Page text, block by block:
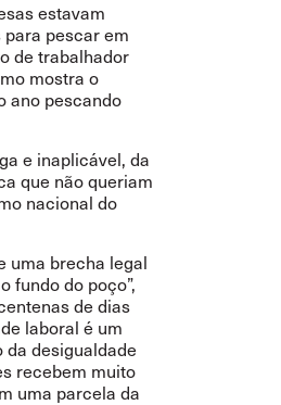
estavam
pescar em
de trabalhador
mostra o
ano pescando
e inaplicável, da
que não queriam
nacional do
uma brecha legal
fundo do poço”,
de dias
laboral é um
desigualdade
recebem muito
uma parcela da